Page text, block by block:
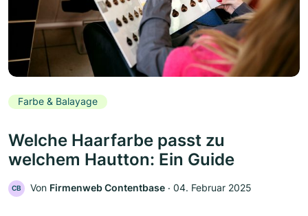
Farbe & Balayage
Welche Haarfarbe passt zu
welchem Hautton: Ein Guide
CB Von Firmenweb Contentbase ‧ 04. Februar 2025